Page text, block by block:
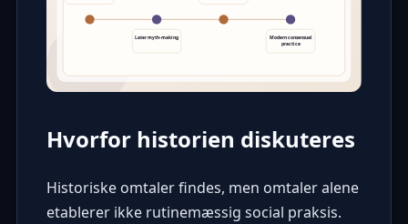
Hvorfor historien diskuteres
Historiske omtaler findes, men omtaler alene
etablerer ikke rutinemæssig social praksis.